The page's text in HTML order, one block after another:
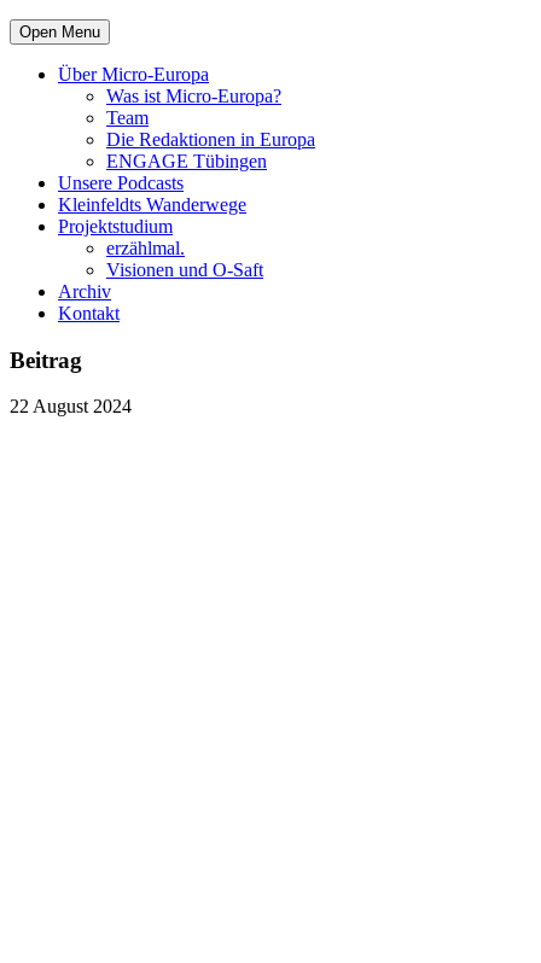
Open Menu
Über Micro-Europa
Was ist Micro-Europa?
Team
Die Redaktionen in Europa
ENGAGE Tübingen
Unsere Podcasts
Kleinfeldts Wanderwege
Projektstudium
erzählmal.
Visionen und O-Saft
Archiv
Kontakt
Beitrag
22August 2024